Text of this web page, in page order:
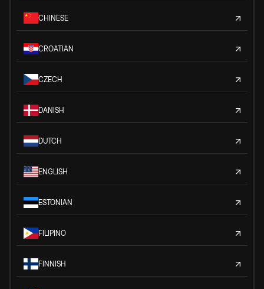
CHINESE
CROATIAN
CZECH
DANISH
DUTCH
ENGLISH
ESTONIAN
FILIPINO
FINNISH